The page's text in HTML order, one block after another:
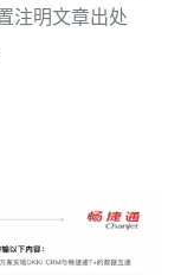
注明文章出处